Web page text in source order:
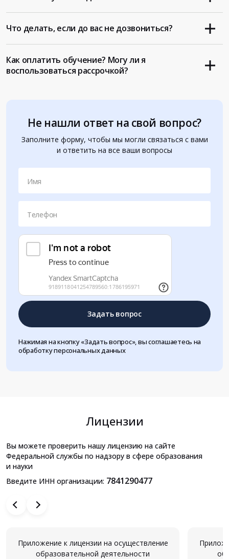
Не нашли ответ на свой вопрос?
Заполните форму, чтобы мы могли связаться с вами
и ответить на все ваши вопросы
Имя
Телефон
Задать вопрос
Нажимая на кнопку «Задать вопрос», вы соглашаетесь на
обработку персональных данных
Что делать, если до вас не дозвониться?
Как оплатить обучение? Могу ли я
воспользоваться рассрочкой?
Лицензии
Вы можете проверить нашу лицензию на сайте
Федеральной службы по надзору в сфере образования
и науки
Введите ИНН организации: 7841290477
Приложение к лицензии на осуществление
образовательной деятельности